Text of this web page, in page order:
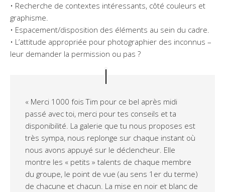
• Recherche de contextes intéressants, côté couleurs et
graphisme.
• Espacement/disposition des éléments au sein du cadre.
• L’attitude appropriée pour photographier des inconnus –
leur demander la permission ou pas ?
« Merci 1000 fois Tim pour ce bel après midi
passé avec toi, merci pour tes conseils et ta
disponibilité. La galerie que tu nous proposes est
très sympa, nous replonge sur chaque instant où
nous avons appuyé sur le déclencheur. Elle
montre les « petits » talents de chaque membre
du groupe, le point de vue (au sens 1er du terme)
de chacune et chacun. La mise en noir et blanc de